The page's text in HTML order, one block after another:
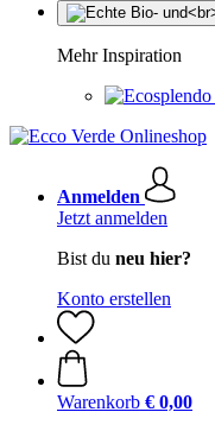
Mehr Inspiration
Anmelden
Jetzt anmelden
Bist du neu hier?
Konto erstellen
Warenkorb € 0,00